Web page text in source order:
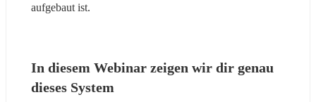
aufgebaut ist.
In diesem Webinar zeigen wir dir genau
dieses System